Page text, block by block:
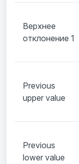
Верхнее
отклонение 1
Previous
upper value
Previous
lower value